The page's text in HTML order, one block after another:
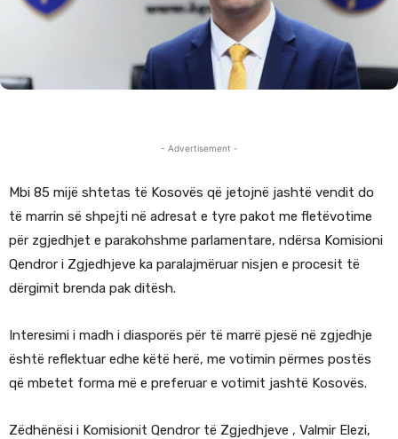
- Advertisement -
Mbi 85 mijë shtetas të Kosovës që jetojnë jashtë vendit do
të marrin së shpejti në adresat e tyre pakot me fletëvotime
për zgjedhjet e parakohshme parlamentare, ndërsa Komisioni
Qendror i Zgjedhjeve ka paralajmëruar nisjen e procesit të
dërgimit brenda pak ditësh.
Interesimi i madh i diasporës për të marrë pjesë në zgjedhje
është reflektuar edhe këtë herë, me votimin përmes postës
që mbetet forma më e preferuar e votimit jashtë Kosovës.
Zëdhënësi i Komisionit Qendror të Zgjedhjeve , Valmir Elezi,